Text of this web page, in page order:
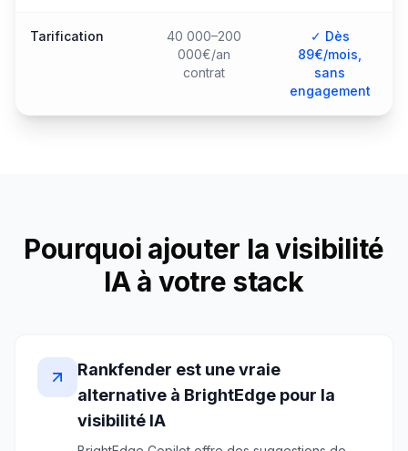
Tarification
40 000–200
000€/an
contrat
✓ Dès
89€/mois,
sans
engagement
Pourquoi ajouter la visibilité
IA à votre stack
Rankfender est une vraie
alternative à BrightEdge pour la
visibilité IA